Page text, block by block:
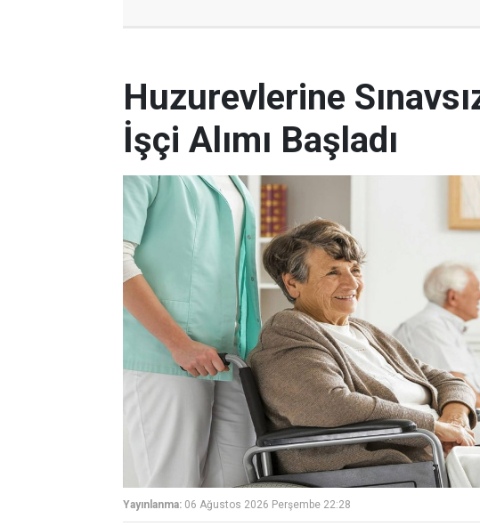
Huzurevlerine
İşçi Alımı Başladı
Yayınlanma: 06 Ağustos 2026 Perşembe 22:28